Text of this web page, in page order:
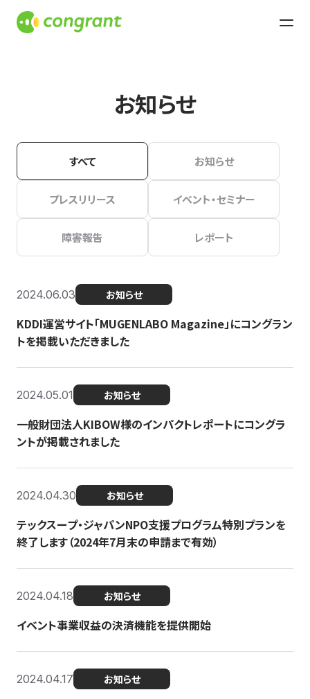
お知らせ
すべて お知らせ
プレスリリース イベント・セミナー
障害報告 レポート
2024.06.03 お知らせ
KDDI運営サイト「MUGENLABO Magazine」にコングラン
トを掲載いただきました
2024.05.01 お知らせ
一般財団法人KIBOW様のインパクトレポートにコングラ
ントが掲載されました
2024.04.30 お知らせ
テックスープ・ジャパンNPO支援プログラム特別プランを
終了します（2024年7月末の申請まで有効）
2024.04.18 お知らせ
イベント事業収益の決済機能を提供開始
2024.04.17 お知らせ